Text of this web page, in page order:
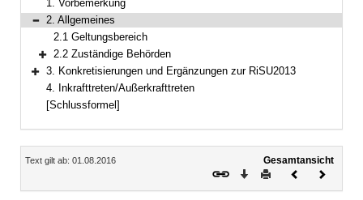
1. Vorbemerkung
Bereich reduzieren
2. Allgemeines
2.1 Geltungsbereich
Bereich erweitern
2.2 Zuständige Behörden
Bereich erweitern
3. Konkretisierungen und Ergänzungen zur RiSU2013
4. Inkrafttreten/Außerkrafttreten
[Schlussformel]
Inhalt
Text gilt ab: 01.08.2016
Gesamtansicht
Download
DruckenVorheriges